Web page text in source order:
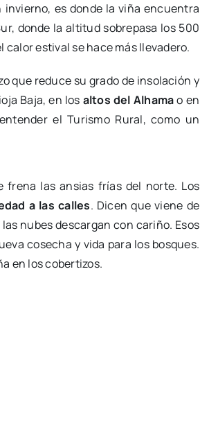
invierno, es donde la viña encuentra
donde la altitud sobrepasa los 500
estival se hace más llevadero.
que reduce su grado de insolación y
Baja, en los altos del Alhamao en
el Turismo Rural, como un
frena las ansias frías del norte. Los
a las calles. Dicen que viene de
nubes descargan con cariño. Esos
cosecha y vida para los bosques.
en los cobertizos.